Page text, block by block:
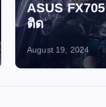
FX705GM เปิดไ
2024